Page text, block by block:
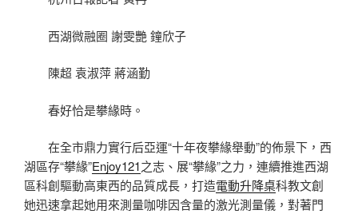
西湖微融圈 謝雯艷 鐘欣子
陳超 袁淑萍 蔣涵勤
春好恰是攀緣時。
在全市鼎力實行后亞運“十年夜攀緣舉動”的佈景下，西
湖區存“攀緣”Enjoy121之志、展“攀緣”之力，連續推進西湖
區科創驅動高東西的品質成長，打造電動升降桌科教文創
她迅速拿起她用來測量咖啡因含量的激光測量儀，對著門